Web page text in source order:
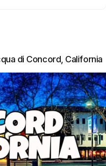
di Concord, California